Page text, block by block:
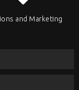
and Marketing